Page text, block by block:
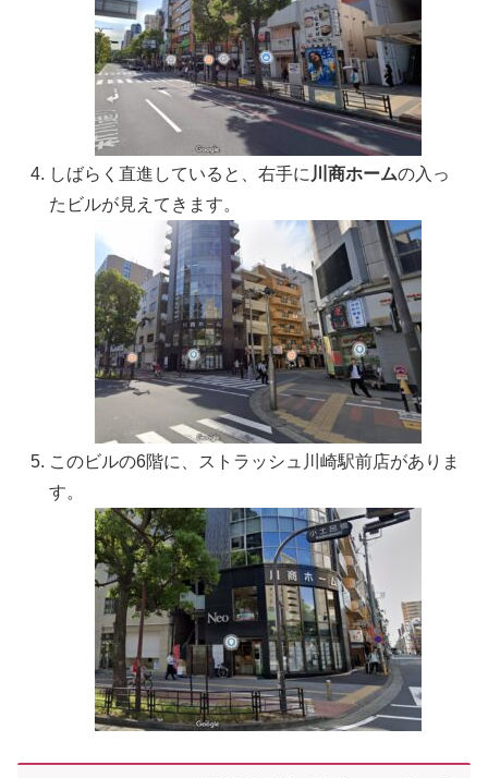
しばらく直進していると、右手に 川商ホームの入っ
たビルが見えてきます。
このビルの6階に、ストラッシュ川崎駅前店がありま
す。